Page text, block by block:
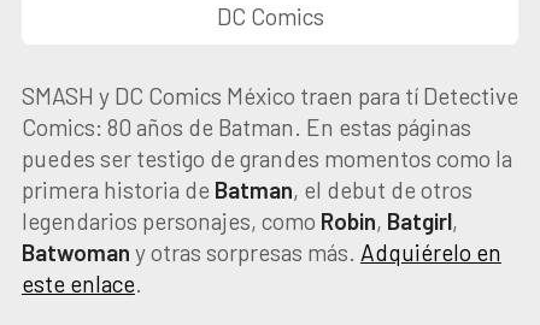
DC Comics
SMASH y DC Comics México traen para tí Detective
Comics: 80 años de Batman. En estas páginas
puedes ser testigo de grandes momentos como la
primera historia de Batman, el debut de otros
legendarios personajes, como Robin, Batgirl,
Batwoman y otras sorpresas más. Adquiérelo en
este enlace.